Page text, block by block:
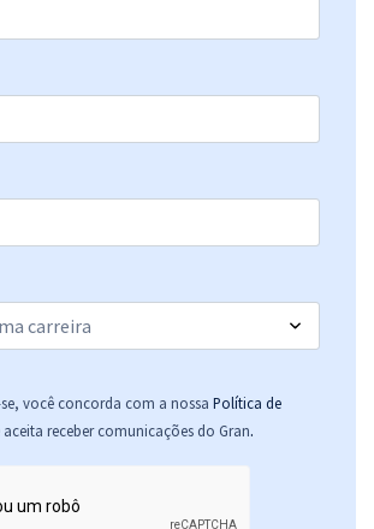
você concorda com a nossa Política de
aceita receber comunicações do Gran.